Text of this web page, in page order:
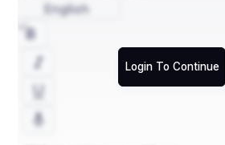
ଜାତି ବ୍ୟବସ୍ଥା ଶ୍ରେଣୀଭିତ୍ତିକ ଏହା
Login To Continue
English